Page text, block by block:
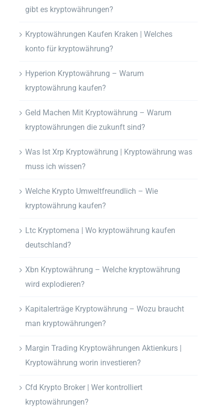
gibt es kryptowährungen?
Kryptowährungen Kaufen Kraken | Welches
konto für kryptowährung?
Hyperion Kryptowährung – Warum
kryptowährung kaufen?
Geld Machen Mit Kryptowährung – Warum
kryptowährungen die zukunft sind?
Was Ist Xrp Kryptowährung | Kryptowährung was
muss ich wissen?
Welche Krypto Umweltfreundlich – Wie
kryptowährung kaufen?
Ltc Kryptomena | Wo kryptowährung kaufen
deutschland?
Xbn Kryptowährung – Welche kryptowährung
wird explodieren?
Kapitalerträge Kryptowährung – Wozu braucht
man kryptowährungen?
Margin Trading Kryptowährungen Aktienkurs |
Kryptowährung worin investieren?
Cfd Krypto Broker | Wer kontrolliert
kryptowährungen?